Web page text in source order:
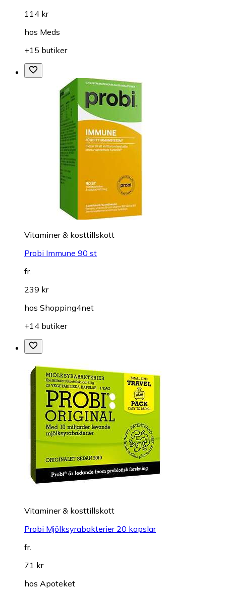
114 kr
hos Meds
+15 butiker
Vitaminer & kosttillskott
Probi Immune 90 st
fr.
239 kr
hos Shopping4net
+14 butiker
Vitaminer & kosttillskott
Probi Mjölksyrabakterier 20 kapslar
fr.
71 kr
hos Apoteket